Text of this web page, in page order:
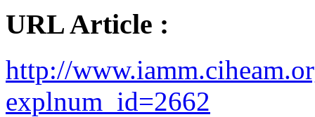
URL Article :
http://
explnum_id=2662